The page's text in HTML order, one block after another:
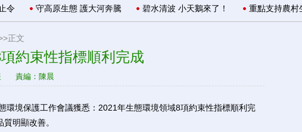
守高原生態 護大河奔騰 碧水清波 小天鵝來了！ 重點支持農村
正文
約束性指標順利完成
責編：陳晨
境保護工作會議獲悉：2021年生態環境領域8項約束性指標順利完
明顯改善。